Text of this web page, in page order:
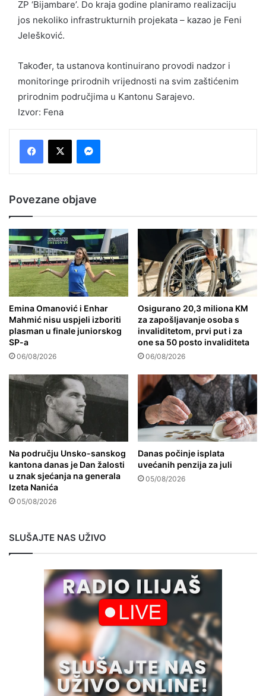
ZP ‘Bijambare’. Do kraja godine planiramo realizaciju
jos nekoliko infrastrukturnih projekata – kazao je Feni
Jelešković.
Također, ta ustanova kontinuirano provodi nadzor i
monitoringe prirodnih vrijednosti na svim zaštićenim
prirodnim područjima u Kantonu Sarajevo.
Izvor: Fena
Povezane objave
Emina Omanović i Enhar
Mahmić nisu uspjeli izboriti
plasman u finale juniorskog
SP-a
06/08/2026
Osigurano 20,3 miliona KM
za zapošljavanje osoba s
invaliditetom, prvi put i za
one sa 50 posto invaliditeta
06/08/2026
Na području Unsko-sanskog
kantona danas je Dan žalosti
u znak sjećanja na generala
Izeta Nanića
05/08/2026
Danas počinje isplata
uvećanih penzija za juli
05/08/2026
SLUŠAJTE NAS UŽIVO